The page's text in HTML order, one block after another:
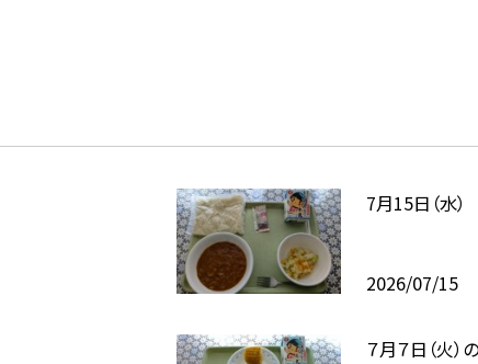
7月15日（水）
2026/07/15
７月７日（火）